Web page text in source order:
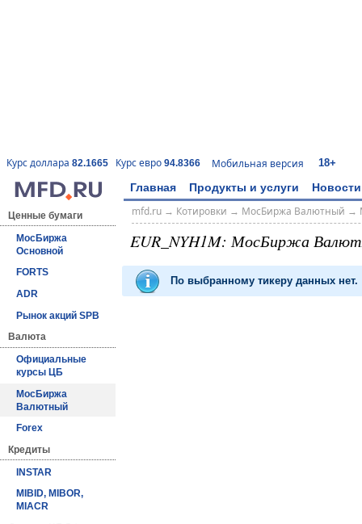
Курс доллара 82.1665 Курс евро 94.8366 Мобильная версия 18+
Главная Продукты и услуги Новости
Ценные бумаги
МосБиржа
Основной
FORTS
ADR
Рынок акций SPB
Валюта
Официальные
курсы ЦБ
МосБиржа
Валютный
Forex
Кредиты
INSTAR
MIBID, MIBOR,
MIACR
mfd.ru→ Котировки → МосБиржа Валютный →
EUR_NYH1M: МосБиржа
По выбранному тикеру данных нет.